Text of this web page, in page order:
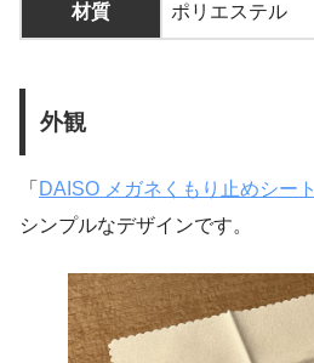
材質 ポリエステル
外観
「 DAISO メガネくもり止めシート
シンプルなデザインです。